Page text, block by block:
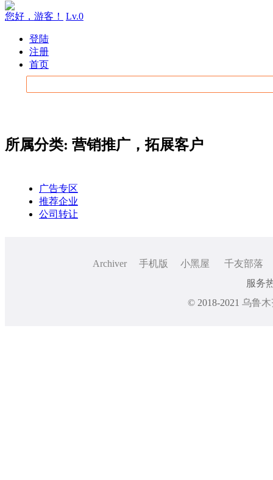
您好，游客！ Lv.0
登陆
注册
首页
所属分类: 营销推广，拓展客户
广告专区
推荐企业
公司转让
Archiver 手机版 小黑屋
千友部落
服务
© 2018-2021 乌鲁